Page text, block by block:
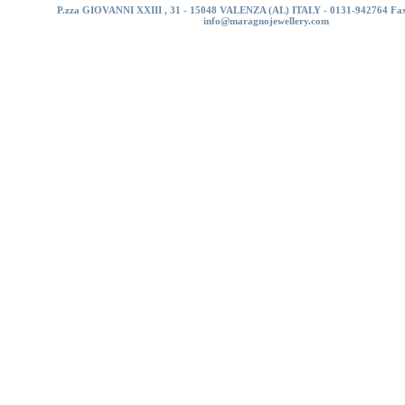
P.zza GIOVANNI XXIII , 31 - 15048 VALENZA (AL) ITALY - 0131-942764
info@maragnojewellery.com